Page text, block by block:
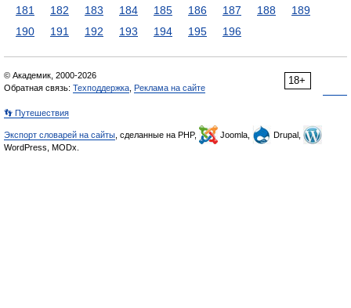
181
182 183 184 185 186 187 188
189
190
191 192 193 194 195 196
18+
© Академик, 2000-2026
Обратная связь: Техподдержка Реклама на сайте
👣 Путешествия
Экспорт словарей на сайты , сделанные на PHP, Joomla,
Drupal,
WordPress, MODx.